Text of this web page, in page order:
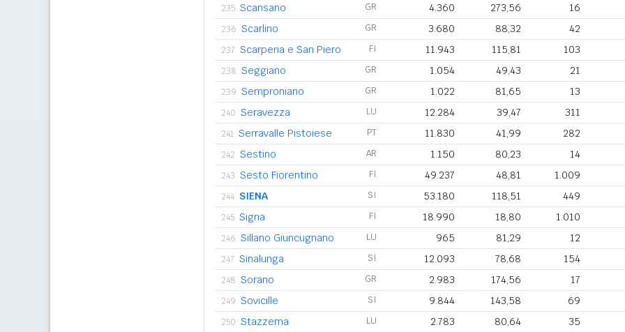
235. Scansano GR 4.360 273,56 16
236. Scarlino GR 3.680 88,32 42
237. Scarperia e San Piero FI 11.943 115,81 103
238. Seggiano GR 1.054 49,43 21
239. Semproniano GR 1.022 81,65 13
240. Seravezza LU 12.284 39,47 311
241. Serravalle Pistoiese PT 11.830 41,99 282
242. Sestino AR 1.150 80,23 14
243. Sesto Fiorentino FI 49.237 48,81 1.009
244. SIENA SI 53.180 118,51 449
245. Signa FI 18.990 18,80 1.010
246. Sillano Giuncugnano LU 965 81,29 12
247. Sinalunga SI 12.093 78,68 154
248. Sorano GR 2.983 174,56 17
249. Sovicille SI 9.844 143,58 69
250. Stazzema LU 2.783 80,64 35